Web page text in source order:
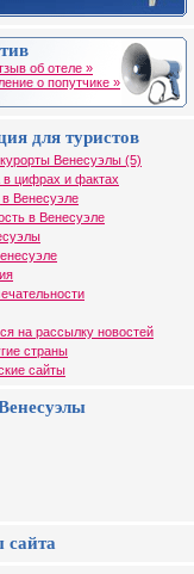
об отеле »
о попутчике »
для туристов
Венесуэлы (5)
в цифрах и фактах
Венесуэле
в Венесуэле
на рассылку новостей
страны
сайты
сайта